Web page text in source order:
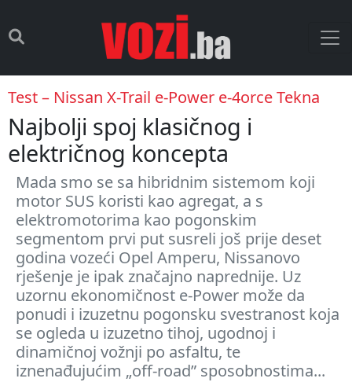
Test – Nissan X-Trail e-Power e-4orce Tekna
Najbolji spoj klasičnog i
električnog koncepta
Mada smo se sa hibridnim sistemom koji
motor SUS koristi kao agregat, a s
elektromotorima kao pogonskim
segmentom prvi put susreli još prije deset
godina vozeći Opel Amperu, Nissanovo
rješenje je ipak značajno naprednije. Uz
uzornu ekonomičnost e-Power može da
ponudi i izuzetnu pogonsku svestranost koja
se ogleda u izuzetno tihoj, ugodnoj i
dinamičnoj vožnji po asfaltu, te
iznenađujućim „off-road” sposobnostima...